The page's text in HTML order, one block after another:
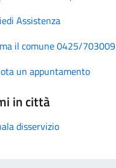
Assistenza
il comune 0425/703009
un appuntamento
in città
disservizio